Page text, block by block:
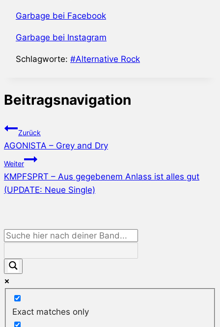
Garbage bei Facebook
Garbage bei Instagram
Schlagworte: #Alternative Rock
Beitragsnavigation
Zurück
AGONISTA – Grey and Dry
Weiter
KMPFSPRT – Aus gegebenem Anlass ist alles gut
(UPDATE: Neue Single)
Exact matches only